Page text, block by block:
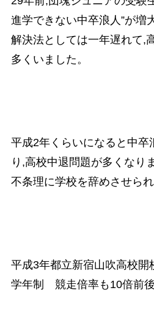
進学できない中卒浪人”が増
解決法としては一年遅れて,
多くいました。
平成2年くらいになると中卒
り,高校中退問題が多くなり
不条理に学校を辞めさせら
平成3年都立新宿山吹高校開
学年制 競走倍率も10倍前後